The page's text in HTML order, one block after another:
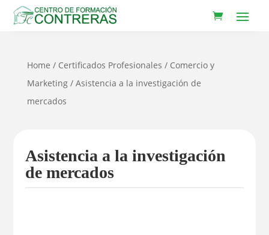
Home / Certificados Profesionales / Comercio y
Marketing/ Asistencia a la investigación de
mercados
Asistencia a la investigación
de mercados